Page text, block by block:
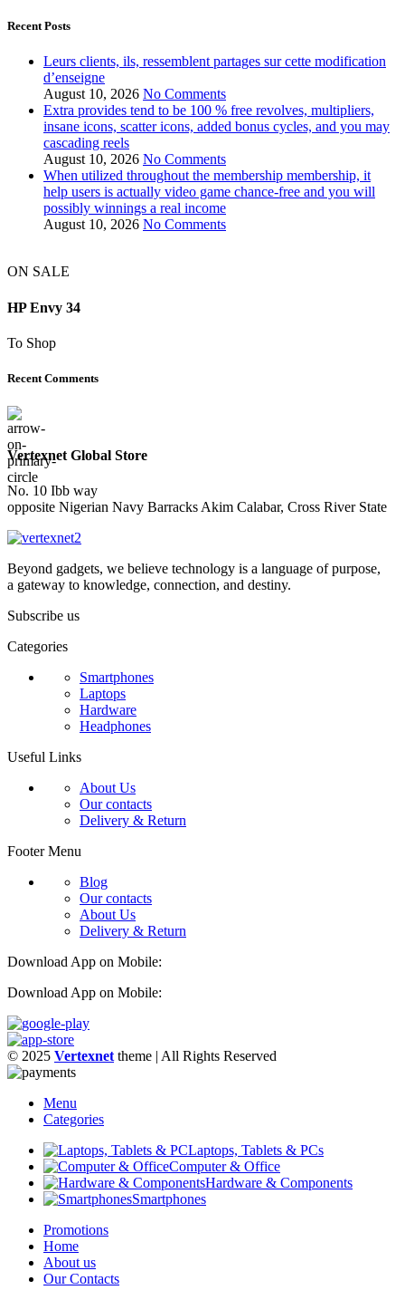
Recent Posts
Leurs clients, ils, ressemblent partages sur cette modification
d’enseigne
August 10, 2026 No Comments
Extra provides tend to be 100 % free revolves, multipliers,
insane icons, scatter icons, added bonus cycles, and you may
cascading reels
August 10, 2026 No Comments
When utilized throughout the membership membership, it
help users is actually video game chance-free and you will
possibly winnings a real income
August 10, 2026 No Comments
ON SALE
HP Envy 34
To Shop
Recent Comments
Vertexnet Global Store
No. 10 Ibb way
opposite Nigerian Navy Barracks Akim Calabar, Cross River State
Beyond gadgets, we believe technology is a language of purpose,
a gateway to knowledge, connection, and destiny.
Subscribe us
Categories
Smartphones
Laptops
Hardware
Headphones
Useful Links
About Us
Our contacts
Delivery & Return
Footer Menu
Blog
Our contacts
About Us
Delivery & Return
Download App on Mobile:
Download App on Mobile:
© 2025 Vertexnet theme | All Rights Reserved
Menu
Categories
Laptops, Tablets & PCs
Computer & Office
Hardware & Components
Smartphones
Promotions
Home
About us
Our Contacts